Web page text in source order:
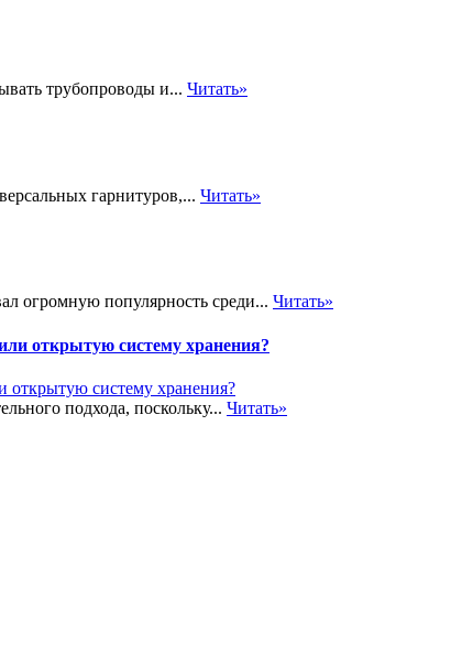
трубопроводы и... Читать»
гарнитуров,... Читать»
огромную популярность среди... Читать»
открытую систему хранения?
подхода, поскольку... Читать»